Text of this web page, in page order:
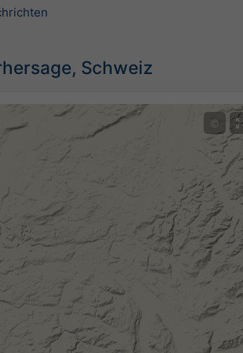
Schweiz
©